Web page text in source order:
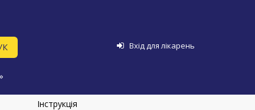
Вхід для лікарень
Інструкція